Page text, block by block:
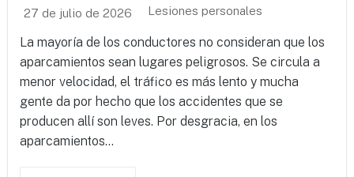
27 de julio de 2026 Lesiones personales
La mayoría de los conductores no consideran que los
aparcamientos sean lugares peligrosos. Se circula a
menor velocidad, el tráfico es más lento y mucha
gente da por hecho que los accidentes que se
producen allí son leves. Por desgracia, en los
aparcamientos...